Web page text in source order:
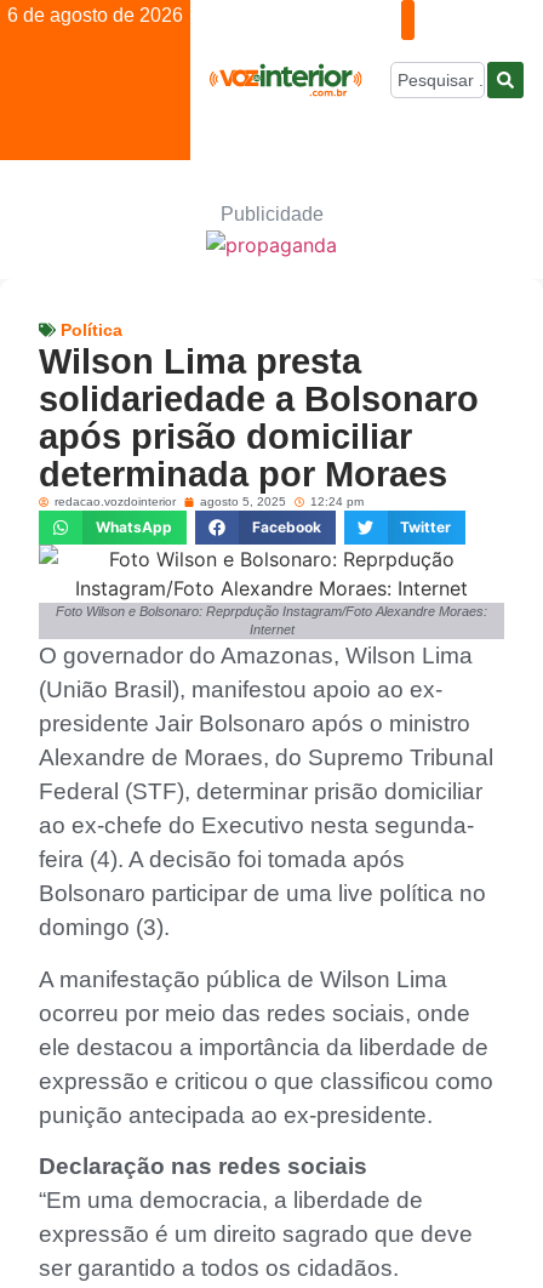
6 de agosto de 2026
Publicidade
Política
Wilson Lima presta
solidariedade a Bolsonaro
após prisão domiciliar
determinada por Moraes
redacao.vozdointerior agosto 5, 2025 12:24 pm
WhatsApp Facebook Twitter
Foto Wilson e Bolsonaro: Reprpdução Instagram/Foto Alexandre Moraes:
Internet
O governador do Amazonas, Wilson Lima
(União Brasil), manifestou apoio ao ex-
presidente Jair Bolsonaro após o ministro
Alexandre de Moraes, do Supremo Tribunal
Federal (STF), determinar prisão domiciliar
ao ex-chefe do Executivo nesta segunda-
feira (4). A decisão foi tomada após
Bolsonaro participar de uma live política no
domingo (3).
A manifestação pública de Wilson Lima
ocorreu por meio das redes sociais, onde
ele destacou a importância da liberdade de
expressão e criticou o que classificou como
punição antecipada ao ex-presidente.
Declaração nas redes sociais
“Em uma democracia, a liberdade de
expressão é um direito sagrado que deve
ser garantido a todos os cidadãos.